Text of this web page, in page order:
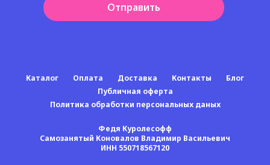
Отправить
Каталог Оплата Доставка Контакты
Блог
Публичная оферта
Политика обработки персональных даных
Федя Куролесофф
Самозанятый Коновалов Владимир Васильевич
ИНН 550718567120